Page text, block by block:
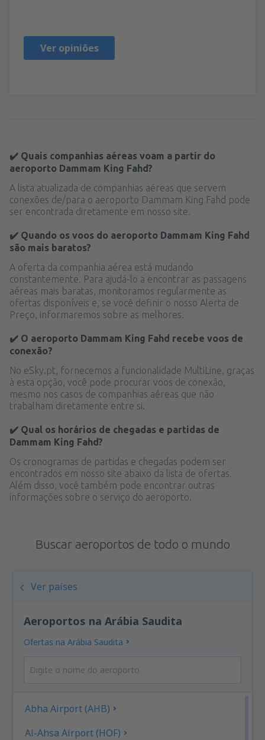
Ver opiniões
✔️ Quais companhias aéreas voam a partir do
aeroporto Dammam King Fahd?
A lista atualizada de companhias aéreas que servem
conexões de/para o aeroporto Dammam King Fahd pode
ser encontrada diretamente em nosso site.
✔️ Quando os voos do aeroporto Dammam King Fahd
são mais baratos?
A oferta da companhia aérea está mudando
constantemente. Para ajudá-lo a encontrar as passagens
aéreas mais baratas, monitoramos regularmente as
ofertas disponíveis e, se você definir o nosso Alerta de
Preço, informaremos sobre as melhores.
✔️ O aeroporto Dammam King Fahd recebe voos de
conexão?
No eSky.pt, fornecemos a funcionalidade MultiLine, graças
à esta opção, você pode procurar voos de conexão,
mesmo nos casos de companhias aéreas que não
trabalham diretamente entre si.
✔️ Qual os horários de chegadas e partidas de
Dammam King Fahd?
Os cronogramas de partidas e chegadas podem ser
encontrados em nosso site abaixo da lista de ofertas.
Além disso, você também pode encontrar outras
informações sobre o serviço do aeroporto.
Buscar aeroportos de todo o mundo
Ver países
Aeroportos na Arábia Saudita
Ofertas na Arábia Saudita
Abha Airport (AHB)
Al-Ahsa Airport (HOF)